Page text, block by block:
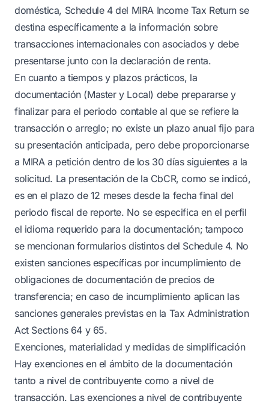
doméstica, Schedule 4 del MIRA Income Tax Return se
destina específicamente a la información sobre
transacciones internacionales con asociados y debe
presentarse junto con la declaración de renta.
En cuanto a tiempos y plazos prácticos, la
documentación (Master y Local) debe prepararse y
finalizar para el periodo contable al que se refiere la
transacción o arreglo; no existe un plazo anual fijo para
su presentación anticipada, pero debe proporcionarse
a MIRA a petición dentro de los 30 días siguientes a la
solicitud. La presentación de la CbCR, como se indicó,
es en el plazo de 12 meses desde la fecha final del
periodo fiscal de reporte. No se especifica en el perfil
el idioma requerido para la documentación; tampoco
se mencionan formularios distintos del Schedule 4. No
existen sanciones específicas por incumplimiento de
obligaciones de documentación de precios de
transferencia; en caso de incumplimiento aplican las
sanciones generales previstas en la Tax Administration
Act Sections 64 y 65.
Exenciones, materialidad y medidas de simplificación
Hay exenciones en el ámbito de la documentación
tanto a nivel de contribuyente como a nivel de
transacción. Las exenciones a nivel de contribuyente